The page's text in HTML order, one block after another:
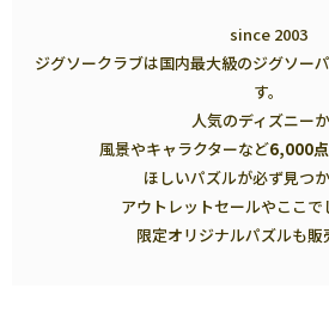
since 2003
ジグソークラブは国内最大級のジグソー
す。
人気のディズニー
風景やキャラクターなど6,000
ほしいパズルが必ず見つ
アウトレットセールやここで
限定オリジナルパズルも販